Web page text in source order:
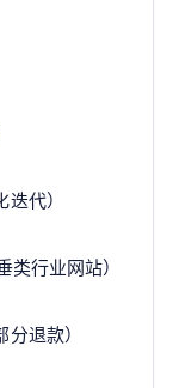
代）
行业网站）
退款）